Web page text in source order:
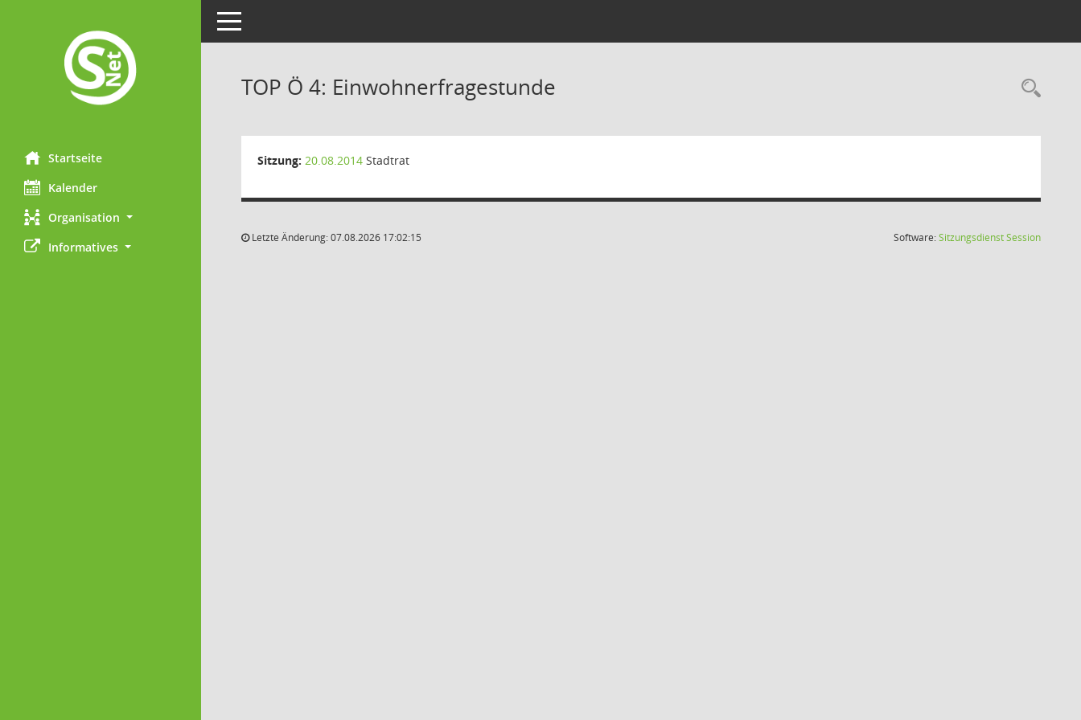
Startseite
Kalender
Organisation
Informatives
Toggle navigation
TOP Ö 4: Einwohnerfragestunde
Sitzung: 20.08.2014 Stadtrat
Letzte Änderung: 07.08.2026 17:02:15 Software:SitzungsdienstSession(Wird in